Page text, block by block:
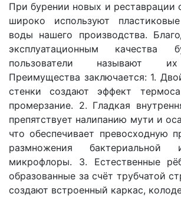
При бурении новых и реставрации
широко используют
воды нашего производства.
эксплуатационным качества
пользователи называют
Преимущества заключается: 1.
стенки создают эффект
промерзание. 2. Гладкая
препятствует налипанию мути и
что обеспечивает превосходную
размножения бактериальной
микрофлоры. 3. Естественные
образованные за счёт трубчатой
создают встроенный каркас,